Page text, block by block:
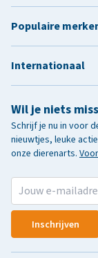
Wil je niets
Schrijf je nu in voor
nieuwtjes, leuke
onze dierenarts.
Inschrijven
Populaire
Internationaal